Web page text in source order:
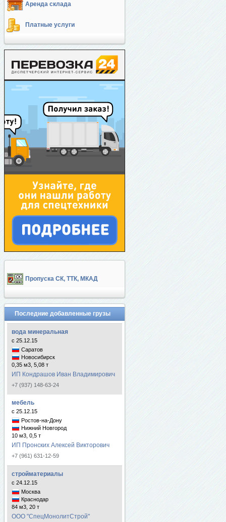
Аренда склада
Платные услуги
Пропуска СК, ТТК, МКАД
Последние добавленные грузы
вода минеральная
с 25.12.15
Саратов
Новосибирск
0,35 м3, 5,08 т
ИП Кондрашов Иван Владимирович
+7 (937) 148-63-24
мебель
с 25.12.15
Ростов-на-Дону
Нижний Новгород
10 м3, 0,5 т
ИП Пронских Алексей Викторович
+7 (961) 631-12-59
стройматериалы
с 24.12.15
Москва
Краснодар
84 м3, 20 т
ООО "СпецМонолитСтрой"